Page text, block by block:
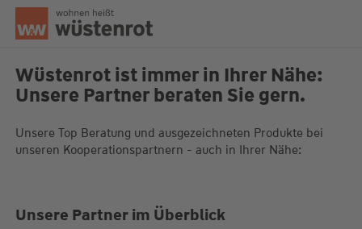
Seitenanfang
Wüstenrot ist immer in Ihrer Nähe:
Unsere Partner beraten Sie gern.
Unsere Top Beratung und ausgezeichneten Produkte bei
unseren Kooperationspartnern - auch in Ihrer Nähe:
Unsere Partner im Überblick
Unsere Chatzeiten:
Mo bis Do: 9:00 Uhr - 19:00 Uhr